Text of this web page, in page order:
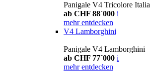
Panigale V4 Tricolore Italia
ab CHF 88´000 i
mehr entdecken
V4 Lamborghini
Panigale V4 Lamborghini
ab CHF 77´000 i
mehr entdecken